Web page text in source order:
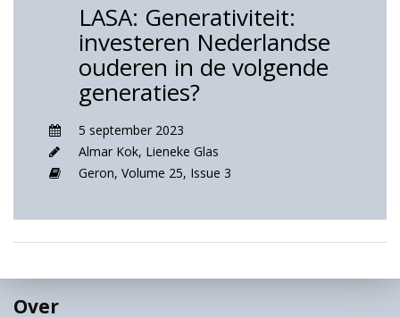
LASA: Generativiteit:
investeren Nederlandse
ouderen in de volgende
generaties?
5 september 2023
Almar Kok, Lieneke Glas
Geron, Volume 25, Issue 3
Over